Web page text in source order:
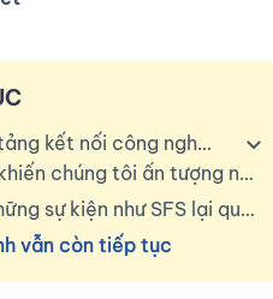
kết nối công nghiệp hiệu
chúng tôi ấn tượng nhất?
sự kiện như SFS lại quan
vẫn còn tiếp tục